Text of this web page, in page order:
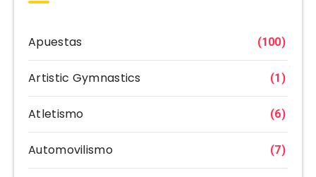
Apuestas (100)
Artistic Gymnastics (1)
Atletismo (6)
Automovilismo (7)